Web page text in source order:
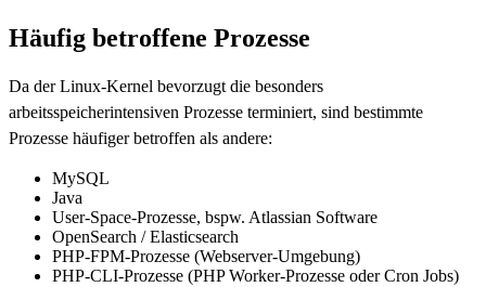
Häufig betroffene Prozesse
Da der Linux-Kernel bevorzugt die besonders
arbeitsspeicherintensiven Prozesse terminiert, sind bestimmte
Prozesse häufiger betroffen als andere:
MySQL
Java
User-Space-Prozesse, bspw. Atlassian Software
OpenSearch / Elasticsearch
PHP-FPM-Prozesse (Webserver-Umgebung)
PHP-CLI-Prozesse (PHP Worker-Prozesse oder Cron Jobs)